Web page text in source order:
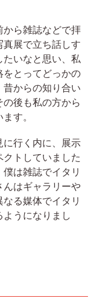
から雑誌などで拝
真展で立ち話しす
いなと思い、私
をとってどっかの
からの知り合い
後も私の方から
す。
行く内に、展示
トしていました
は雑誌でイタリ
んはギャラリーや
る媒体でイタリ
うになりまし